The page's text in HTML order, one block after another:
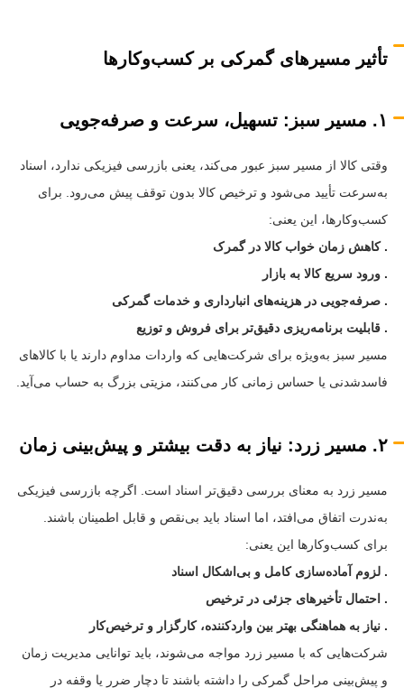
تأثیر مسیرهای گمرکی بر کسب‌وکارها
۱. مسیر سبز: تسهیل، سرعت و صرفه‌جویی
وقتی کالا از مسیر سبز عبور می‌کند، یعنی بازرسی فیزیکی ندارد، اسناد
به‌سرعت تأیید می‌شود و ترخیص کالا بدون توقف پیش می‌رود. برای
کسب‌وکارها، این یعنی:
. کاهش زمان خواب کالا در گمرک
. ورود سریع کالا به بازار
. صرفه‌جویی در هزینه‌های انبارداری و خدمات گمرکی
. قابلیت برنامه‌ریزی دقیق‌تر برای فروش و توزیع
مسیر سبز به‌ویژه برای شرکت‌هایی که واردات مداوم دارند یا با کالاهای
فاسدشدنی یا حساس زمانی کار می‌کنند، مزیتی بزرگ به حساب می‌آید.
۲. مسیر زرد: نیاز به دقت بیشتر و پیش‌بینی زمان
مسیر زرد به معنای بررسی دقیق‌تر اسناد است. اگرچه بازرسی فیزیکی
به‌ندرت اتفاق می‌افتد، اما اسناد باید بی‌نقص و قابل اطمینان باشند.
برای کسب‌وکارها این یعنی:
. لزوم آماده‌سازی کامل و بی‌اشکال اسناد
. احتمال تأخیرهای جزئی در ترخیص
. نیاز به هماهنگی بهتر بین واردکننده، کارگزار و ترخیص‌کار
شرکت‌هایی که با مسیر زرد مواجه می‌شوند، باید توانایی مدیریت زمان
و پیش‌بینی مراحل گمرکی را داشته باشند تا دچار ضرر یا وقفه در